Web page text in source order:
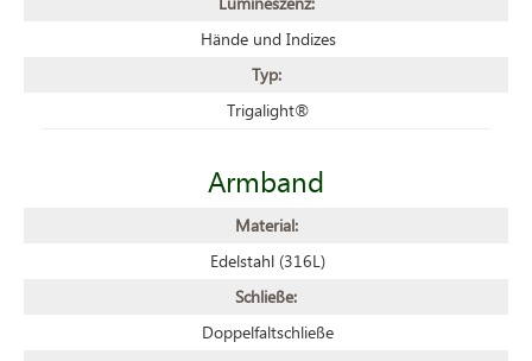
Hände und Indizes
Typ:
Trigalight®
Armband
Material:
Edelstahl (316L)
Schließe:
Doppelfaltschließe